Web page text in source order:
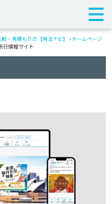
・見積もりの【発注ナビ】 › ホームページ
行情報サイト